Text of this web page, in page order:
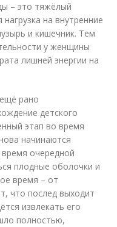
– это тяжёлый
на внутренние
и кишечник. Тем
у женщины
лишней энергии на
рано
детского
этап во время
начинаются
очередной
плодные оболочки и
время – от
что послед выходит
извлекать его
полностью,